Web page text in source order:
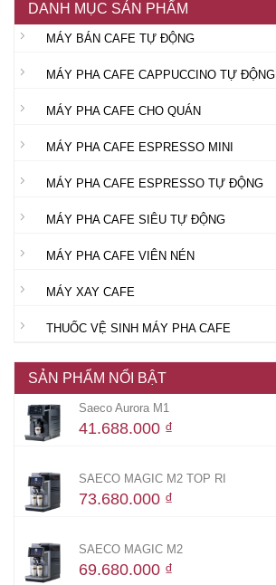
DANH MỤC SẢN PHẨM
MÁY BÁN CAFE TỰ ĐỘNG
MÁY PHA CAFE CAPPUCCINO TỰ ĐỘNG
MÁY PHA CAFE CHO QUÁN
MÁY PHA CAFE ESPRESSO MINI
MÁY PHA CAFE ESPRESSO TỰ ĐỘNG
MÁY PHA CAFE SIÊU TỰ ĐỘNG
MÁY PHA CAFE VIÊN NÉN
MÁY XAY CAFE
THUỐC VỆ SINH MÁY PHA CAFE
SẢN PHẨM NỔI BẬT
Saeco Aurora M1
41.688.000 ₫
SAECO MAGIC M2 TOP RI
73.680.000 ₫
SAECO MAGIC M2
69.680.000 ₫